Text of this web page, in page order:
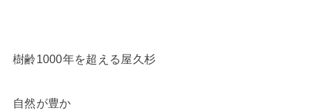
樹齢1000年を超える屋久杉
自然が豊か